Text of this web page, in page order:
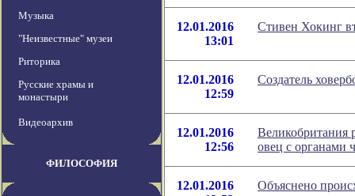
Музыка
"Неизвестные" музеи
Риторика
Русские храмы и
монастыри
Видеоархив
ФИЛОСОФИЯ
12.01.2016
13:01
Стивен Хокинг
12.01.2016
12:59
Создатель
12.01.2016
12:56
Великобритания
овец с органами
12.01.2016
Объяснено